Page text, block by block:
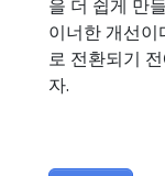
을 더 쉽게 만
이너한 개선이
로 전환되기
자.